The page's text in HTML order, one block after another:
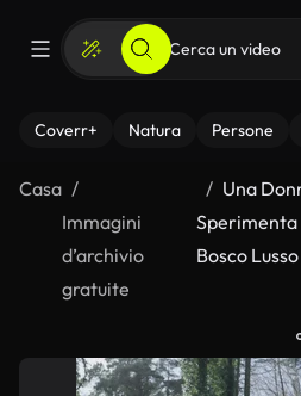
Coverr+ Natura Persone
Casa
Immagini
d’archivio
gratuite
Una
Sperimenta
Bosco Lusso